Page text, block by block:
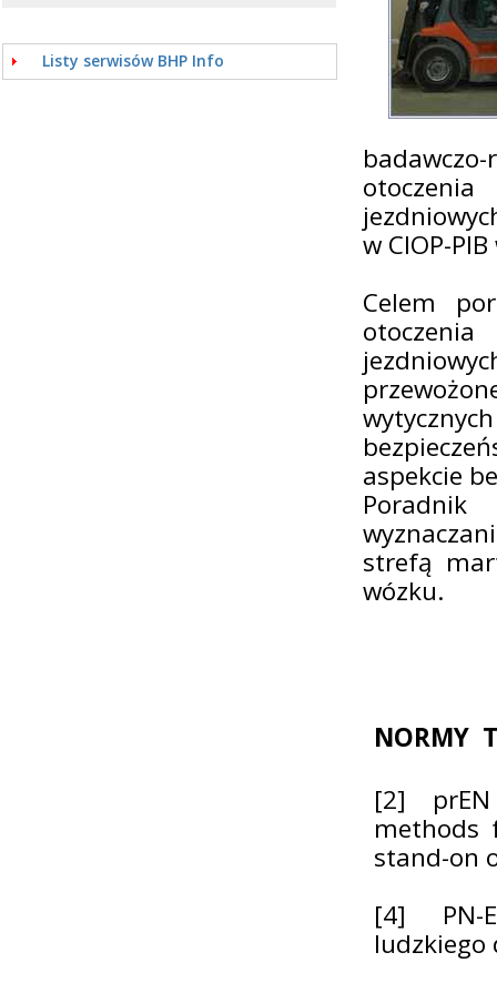
Listy serwisów BHP Info
w CIOP-
Celem
aspekcie
strefą
wózku.
NORMY
[2] prEN
methods
stand-on
[4] PN-